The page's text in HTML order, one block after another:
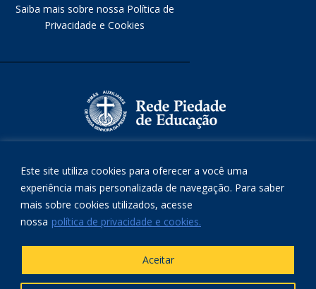
Este site utiliza cookies para oferecer a você uma
experiência mais personalizada de navegação. Para saber
mais sobre cookies utilizados, acesse
nossa política de privacidade e cookies.
Aceitar
Saiba mais sobre nossa Política de
Privacidade e Cookies